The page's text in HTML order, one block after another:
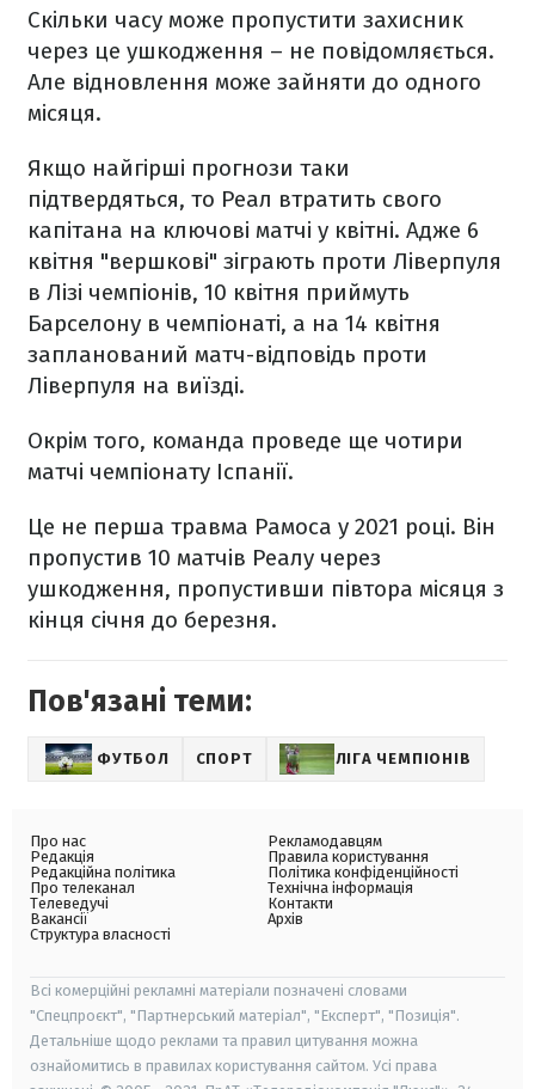
Скільки часу може пропустити захисник
через це ушкодження – не повідомляється.
Але відновлення може зайняти до одного
місяця.
Якщо найгірші прогнози таки
підтвердяться, то Реал втратить свого
капітана на ключові матчі у квітні. Адже 6
квітня "вершкові" зіграють проти Ліверпуля
в Лізі чемпіонів, 10 квітня приймуть
Барселону в чемпіонаті, а на 14 квітня
запланований матч-відповідь проти
Ліверпуля на виїзді.
Окрім того, команда проведе ще чотири
матчі чемпіонату Іспанії.
Це не перша травма Рамоса у 2021 році. Він
пропустив 10 матчів Реалу через
ушкодження, пропустивши півтора місяця з
кінця січня до березня.
Пов'язані теми:
ФУТБОЛ СПОРТ ЛІГА ЧЕМПІОНІВ
Про нас
Редакція
Редакційна політика
Про телеканал
Телеведучі
Вакансії
Структура власності
Рекламодавцям
Правила користування
Політика конфіденційності
Технічна інформація
Контакти
Архів
Всі комерційні рекламні матеріали позначені словами
"Спецпроєкт", "Партнерський матеріал", "Експерт", "Позиція".
Детальніше щодо реклами та правил цитування можна
ознайомитись в правилах користування сайтом. Усі права